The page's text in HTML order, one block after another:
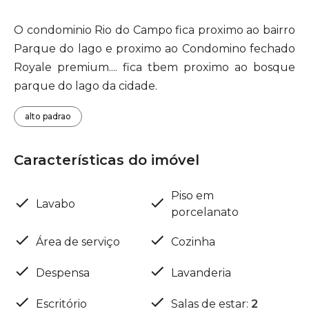
O condominio Rio do Campo fica proximo ao bairro
Parque do lago e proximo ao Condomino fechado
Royale premium.... fica tbem proximo ao bosque
parque do lago da cidade.
alto padrao
Características do imóvel
Lavabo
Piso em
porcelanato
Área de serviço Cozinha
Despensa Lavanderia
Escritório Salas de estar: 2